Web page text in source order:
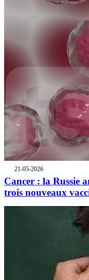
21-05-2026
Cancer : la Russie
trois nouveaux